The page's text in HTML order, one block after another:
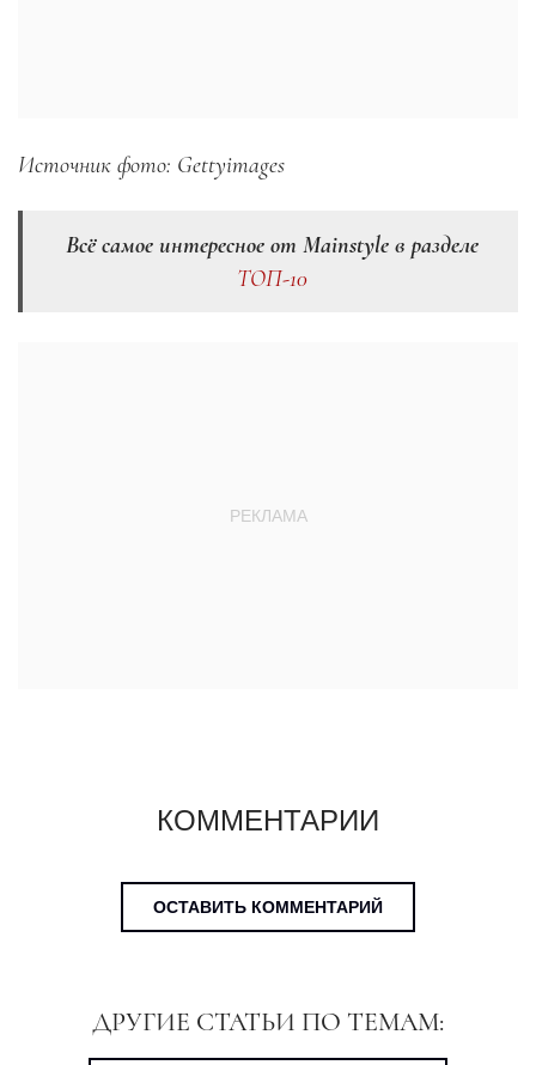
Источник фото: Gettyimages
Всё самое интересное от Mainstyle в разделе
ТОП-10
КОММЕНТАРИИ
ОСТАВИТЬ КОММЕНТАРИЙ
ДРУГИЕ СТАТЬИ ПО ТЕМАМ: